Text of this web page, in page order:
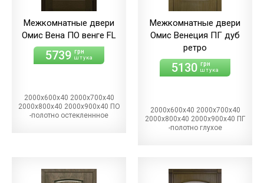
Межкомнатные двери
Омис Вена ПО венге FL
5739 грн
штука
2000х600х40 2000х700х40
2000х800х40 2000х900х40 ПО
-полотно остекленнное
Межкомнатные двери
Омис Венеция ПГ дуб
ретро
5130 грн
штука
2000х600х40 2000х700х40
2000х800х40 2000х900х40 ПГ
-полотно глухое